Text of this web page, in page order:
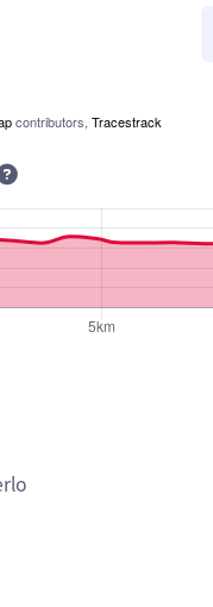
contributors, Tracestrack
Deze waarden